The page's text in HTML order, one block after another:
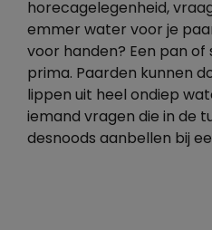
horecagelegenheid,
emmer water voor je
voor handen? Een pan
prima. Paarden kunnen
lippen uit heel ondiep
iemand vragen die in de
desnoods aanbellen bij